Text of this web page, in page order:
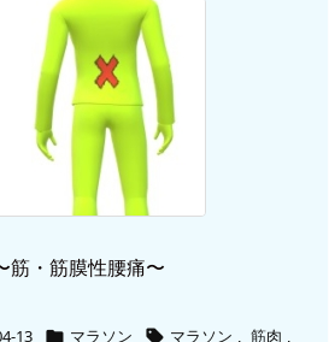
筋・筋膜性腰痛〜
13  マラソン  マラソン , 筋肉 ,